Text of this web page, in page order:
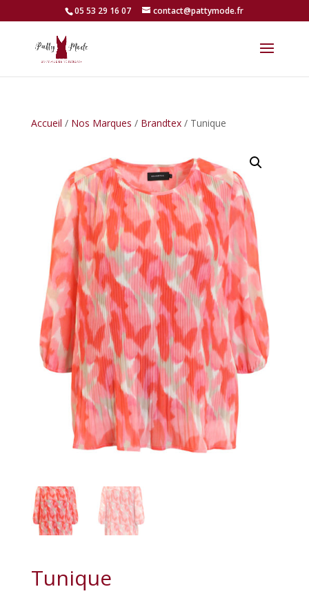
05 53 29 16 07 contact@pattymode.fr
Accueil / Nos Marques / Brandtex/ Tunique
Tunique